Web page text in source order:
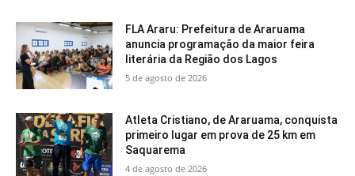
FLA Araru: Prefeitura de Araruama
anuncia programação da maior feira
literária da Região dos Lagos
5 de agosto de 2026
Atleta Cristiano, de Araruama, conquista
primeiro lugar em prova de 25 km em
Saquarema
4 de agosto de 2026